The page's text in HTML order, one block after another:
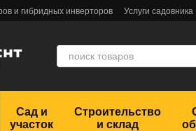
и гибридных инверторов Услуги садовника
Сад и
участок
Строительство
и склад